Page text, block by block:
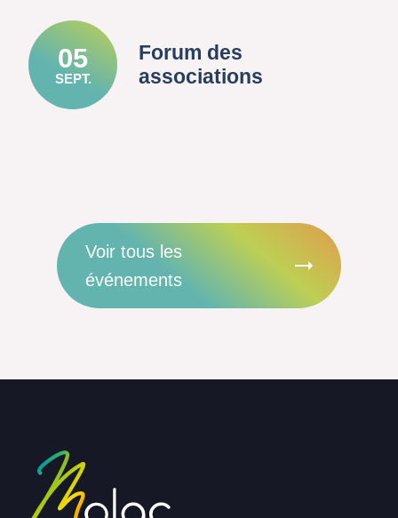
05
SEPT.
Forum des
associations
Voir tous les
événements